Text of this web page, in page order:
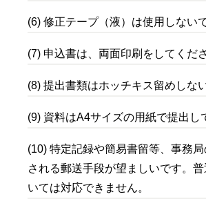
(6) 修正テープ（液）は使用しない
(7) 申込書は、両面印刷をしてくださ
(8) 提出書類はホッチキス留めしな
(9) 資料はA4サイズの用紙で提出し
(10) 特定記録や簡易書留等、事務
される郵送手段が望ましいです。 普
いては対応できません。